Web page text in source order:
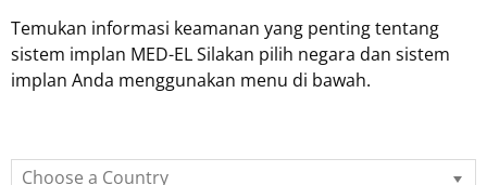
Temukan informasi keamanan yang penting tentang
sistem implan MED-EL Silakan pilih negara dan sistem
implan Anda menggunakan menu di bawah.
Choose a Country